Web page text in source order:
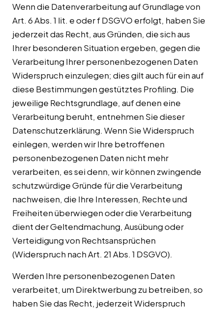
Wenn die Datenverarbeitung auf Grundlage von
Art. 6 Abs. 1 lit. e oder f DSGVO erfolgt, haben Sie
jederzeit das Recht, aus Gründen, die sich aus
Ihrer besonderen Situation ergeben, gegen die
Verarbeitung Ihrer personenbezogenen Daten
Widerspruch einzulegen; dies gilt auch für ein auf
diese Bestimmungen gestütztes Profiling. Die
jeweilige Rechtsgrundlage, auf denen eine
Verarbeitung beruht, entnehmen Sie dieser
Datenschutzerklärung. Wenn Sie Widerspruch
einlegen, werden wir Ihre betroffenen
personenbezogenen Daten nicht mehr
verarbeiten, es sei denn, wir können zwingende
schutzwürdige Gründe für die Verarbeitung
nachweisen, die Ihre Interessen, Rechte und
Freiheiten überwiegen oder die Verarbeitung
dient der Geltendmachung, Ausübung oder
Verteidigung von Rechtsansprüchen
(Widerspruch nach Art. 21 Abs. 1 DSGVO).
Werden Ihre personenbezogenen Daten
verarbeitet, um Direktwerbung zu betreiben, so
haben Sie das Recht, jederzeit Widerspruch